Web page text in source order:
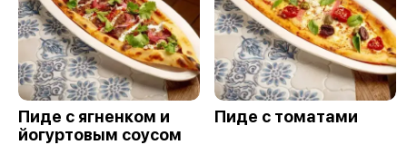
Пиде с ягненком и
йогуртовым соусом
Пиде с томатами